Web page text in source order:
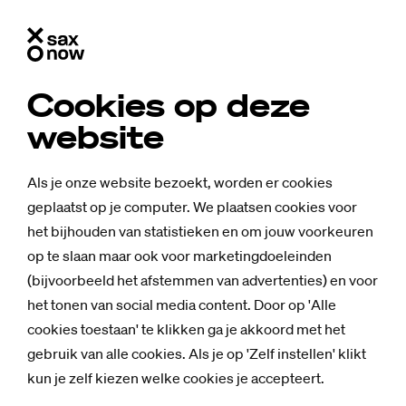
Cookies op deze
website
Als je onze website bezoekt, worden er cookies
geplaatst op je computer. We plaatsen cookies voor
het bijhouden van statistieken en om jouw voorkeuren
op te slaan maar ook voor marketingdoeleinden
(bijvoorbeeld het afstemmen van advertenties) en voor
het tonen van social media content. Door op 'Alle
cookies toestaan' te klikken ga je akkoord met het
gebruik van alle cookies. Als je op 'Zelf instellen' klikt
kun je zelf kiezen welke cookies je accepteert.
Nieuws
Tien vra­gen (en